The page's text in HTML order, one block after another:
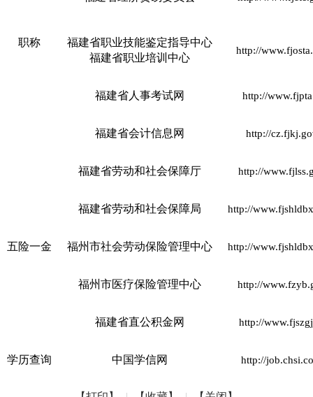
职称
福建省职业技能鉴定指导中心
福建省职业培训中心
http://
福建省人事考试网 http://
福建省会计信息网 http://
五险一金
福建省劳动和社会保障厅 http://
福建省劳动和社会保障局 http://
福州市社会劳动保险管理中心 http://
福州市医疗保险管理中心 http://
福建省直公积金网 http://
学历查询 中国学信网 http://